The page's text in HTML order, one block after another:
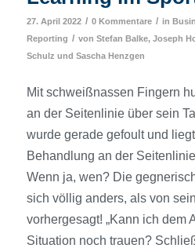
27. April 2022 / 0 Kommentare / in
Reporting / von Stefan Balke, Joseph
Schulz und Sascha Henzgen
Mit schweißnassen Fingern
an der Seitenlinie über sein
wurde gerade gefoult und
Behandlung an der
Wenn ja, wen? Die
sich völlig anders, als von
vorhergesagt! „Kann ich dem
Situation noch trauen?